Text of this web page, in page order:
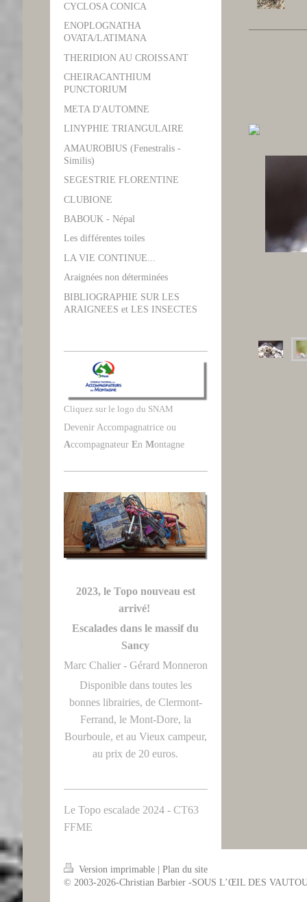
CYCLOSA CONICA
ENOPLOGNATHA
OVATA/LATIMANA
THERIDION AU CROISSANT
CHEIRACANTHIUM
PUNCTORIUM
META D'AUTOMNE
LINYPHIE TRIANGULAIRE
AMAUROBIUS (Fenestralis -
Similis)
SEGESTRIE FLORENTINE
CLUBIONE
BABOUK - Népal
Les différentes toiles
LA VIE CONTINUE...
Araignées non déterminées
BIBLIOGRAPHIE SUR LES
ARAIGNEES et LES INSECTES
Cliquez sur le logo du SNAM
Devenir Accompagnatrice ou
Accompagnateur En Montagne
2023, le Topo nouveau est
arrivé!
Escalades dans le massif du
Sancy
Marc Chalier - Gérard Monneron
Disponible dans toutes les
bonnes librairies, de Clermont-
Ferrand, le Mont-Dore, la
Bourboule, et au Vieux campeur,
au prix de 20 euros.
Le Topo escalade 2024 - CT63
FFME
Version imprimable | Plan du site
© 2003-2026-Christian Barbier -SOUS L’ŒIL DES